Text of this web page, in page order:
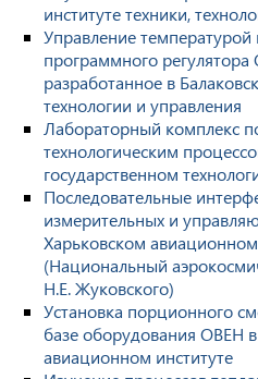
институте техники,
Управление
программного
разработанное в
технологии и управления
Лабораторный комплекс
технологическим
государственном
Последовательные
измерительных и
Харьковском авиационном
(Национальный
Н.Е. Жуковского)
Установка порционного
базе оборудования ОВЕН
авиационном институте